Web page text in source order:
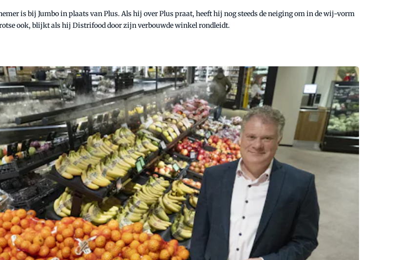
is bij Jumbo in plaats van Plus. Als hij over Plus praat, heeft hij nog steeds de neiging om in de wij-vorm
ook, blijkt als hij Distrifood door zijn verbouwde winkel rondleidt.